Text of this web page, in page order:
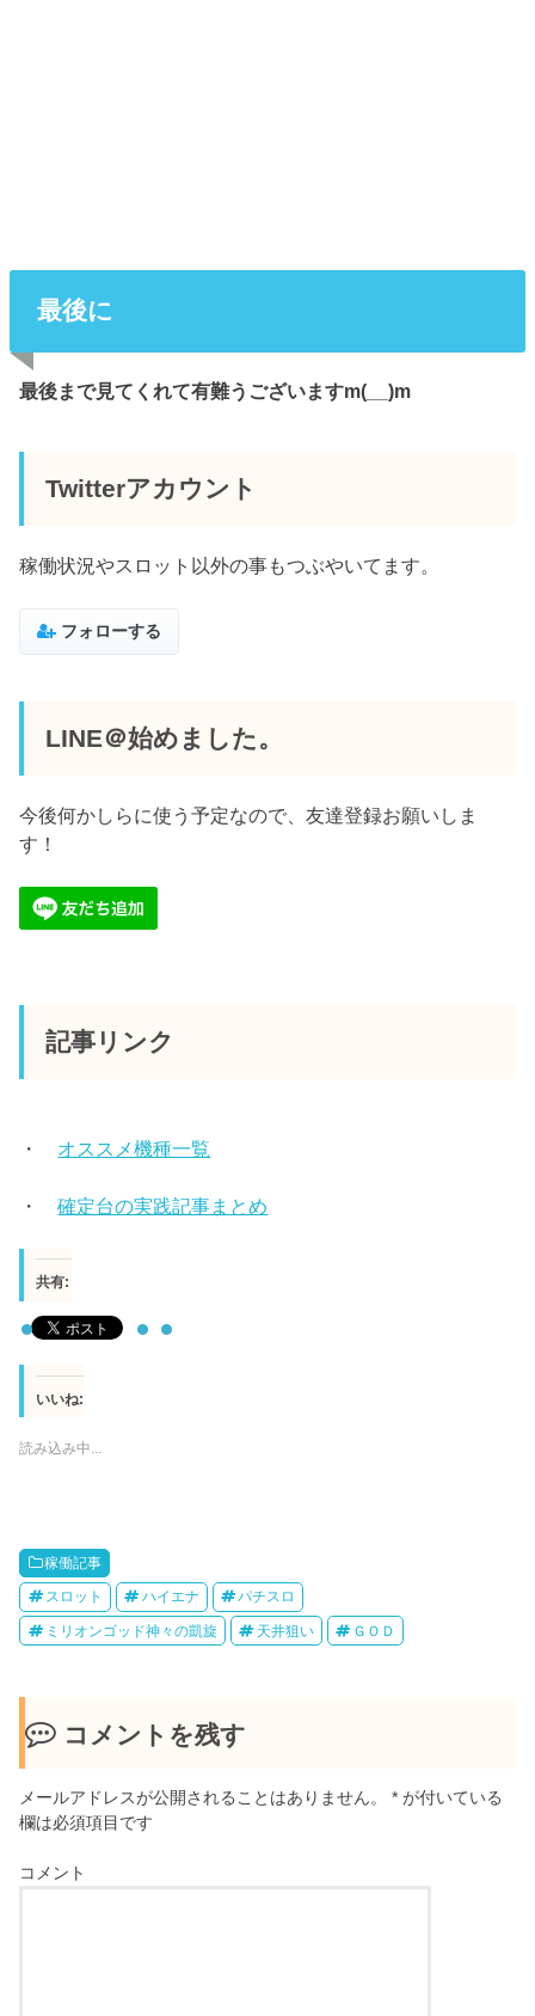
最後に
最後まで見てくれて有難うございますm(__)m
Twitterアカウント
稼働状況やスロット以外の事もつぶやいてます。
フォローする
LINE＠始めました。
今後何かしらに使う予定なので、友達登録お願いしま
す！
記事リンク
・ オススメ機種一覧
・確定台の実践記事まとめ
共有:
いいね:
読み込み中...
稼働記事
スロット ハイエナ パチスロ
ミリオンゴッド神々の凱旋 天井狙い ＧＯＤ
コメントを残す
メールアドレスが公開されることはありません。 * が付いている
欄は必須項目です
コメント